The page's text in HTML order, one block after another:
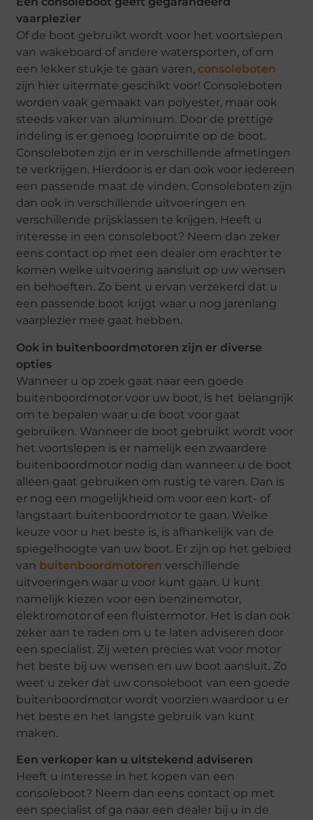
vaarplezier
Of de boot gebruikt wordt voor het voortslepen
van wakeboard of andere watersporten, of om
een lekker stukje te gaan varen,consoleboten
zijn hier uitermate geschikt voor! Consoleboten
worden vaak gemaakt van polyester, maar ook
steeds vaker van aluminium. Door de prettige
indeling is er genoeg loopruimte op de boot.
Consoleboten zijn er in verschillende afmetingen
te verkrijgen. Hierdoor is er dan ook voor iedereen
een passende maat de vinden. Consoleboten zijn
dan ook in verschillende uitvoeringen en
verschillende prijsklassen te krijgen. Heeft u
interesse in een consoleboot? Neem dan zeker
eens contact op met een dealer om erachter te
komen welke uitvoering aansluit op uw wensen
en behoeften. Zo bent u ervan verzekerd dat u
een passende boot krijgt waar u nog jarenlang
vaarplezier mee gaat hebben.
Ook in buitenboordmotoren zijn er diverse
opties
Wanneer u op zoek gaat naar een goede
buitenboordmotor voor uw boot, is het belangrijk
om te bepalen waar u de boot voor gaat
gebruiken. Wanneer de boot gebruikt wordt voor
het voortslepen is er namelijk een zwaardere
buitenboordmotor nodig dan wanneer u de boot
alleen gaat gebruiken om rustig te varen. Dan is
er nog een mogelijkheid om voor een kort- of
langstaart buitenboordmotor te gaan. Welke
keuze voor u het beste is, is afhankelijk van de
spiegelhoogte van uw boot. Er zijn op het gebied
van buitenboordmotoren verschillende
uitvoeringen waar u voor kunt gaan. U kunt
namelijk kiezen voor een benzinemotor,
elektromotor of een fluistermotor. Het is dan ook
zeker aan te raden om u te laten adviseren door
een specialist. Zij weten precies wat voor motor
het beste bij uw wensen en uw boot aansluit. Zo
weet u zeker dat uw consoleboot van een goede
buitenboordmotor wordt voorzien waardoor u er
het beste en het langste gebruik van kunt
maken.
Een verkoper kan u uitstekend adviseren
Heeft u interesse in het kopen van een
consoleboot? Neem dan eens contact op met
een specialist of ga naar een dealer bij u in de